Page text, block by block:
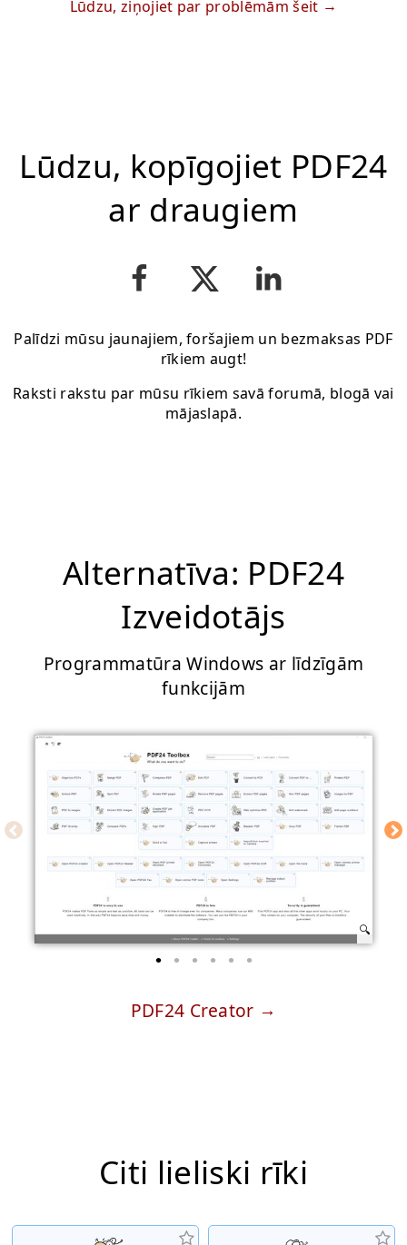
Lūdzu, ziņojiet par problēmām šeit
Lūdzu, kopīgojiet PDF24
ar draugiem
Palīdzi mūsu jaunajiem, foršajiem un bezmaksas PDF
rīkiem augt!
Raksti rakstu par mūsu rīkiem savā forumā, blogā vai
mājaslapā.
Alternatīva: PDF24
Izveidotājs
Programmatūra Windows ar līdzīgām
funkcijām
PDF24 Creator
Citi lieliski rīki